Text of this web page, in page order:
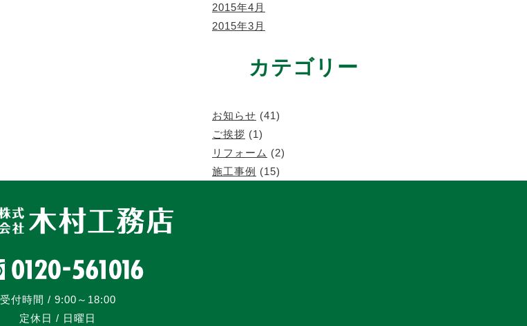
2015年4月
2015年3月
カテゴリー
お知らせ (41)
ご挨拶 (1)
リフォーム (2)
施工事例 (15)
受付時間 / 9:00～18:00
定休日 / 日曜日